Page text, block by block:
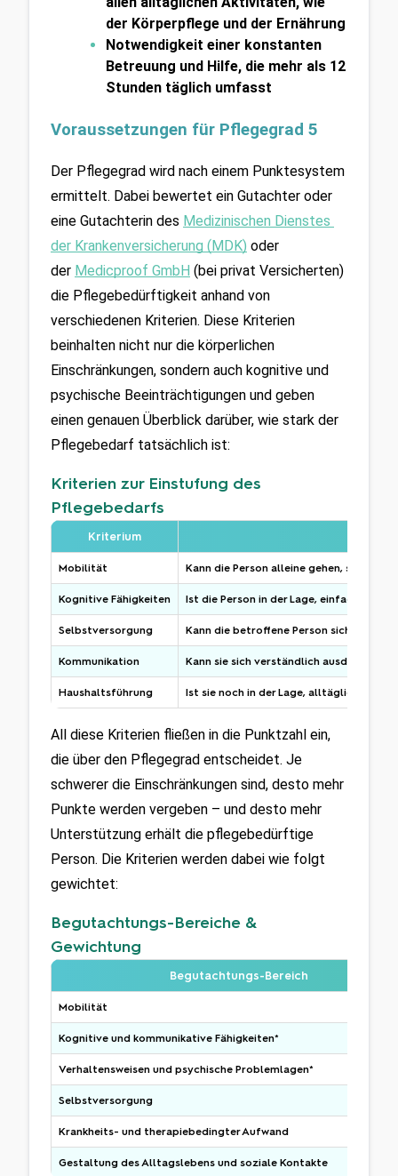
der Körperpflege und der Ernährung
Notwendigkeit einer konstanten
Betreuung und Hilfe, die mehr als 12
Stunden täglich umfasst
Voraussetzungen für Pflegegrad 5
Der Pflegegrad wird nach einem Punktesystem
ermittelt. Dabei bewertet ein Gutachter oder
eine Gutachterin des Medizinischen Dienstes
der Krankenversicherung (MDK) oder
der Medicproof GmbH (bei privat Versicherten)
die Pflegebedürftigkeit anhand von
verschiedenen Kriterien. Diese Kriterien
beinhalten nicht nur die körperlichen
Einschränkungen, sondern auch kognitive und
psychische Beeinträchtigungen und geben
einen genauen Überblick darüber, wie stark der
Pflegebedarf tatsächlich ist:
Kriterien zur Einstufung des
Pflegebedarfs
Kriterium
Mobilität Kann die Person alleine gehen, stehen
Kognitive Fähigkeiten Ist die Person in der Lage, einfache
Selbstversorgung Kann die betroffene Person sich
Kommunikation Kann sie sich verständlich ausdrücken
Haushaltsführung Ist sie noch in der Lage, alltägliche
All diese Kriterien fließen in die Punktzahl ein,
die über den Pflegegrad entscheidet. Je
schwerer die Einschränkungen sind, desto mehr
Punkte werden vergeben – und desto mehr
Unterstützung erhält die pflegebedürftige
Person. Die Kriterien werden dabei wie folgt
gewichtet:
Begutachtungs-Bereiche &
Gewichtung
Begutachtungs-Bereich
Mobilität
Kognitive und kommunikative Fähigkeiten*
Verhaltensweisen und psychische Problemlagen*
Selbstversorgung
Krankheits- und therapiebedingter Aufwand
Gestaltung des Alltagslebens und soziale Kontakte